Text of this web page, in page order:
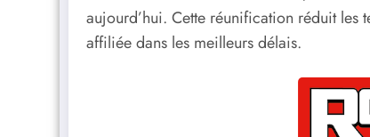
aujourd’hui. Cette réunification réduit
affiliée dans les meilleurs délais.